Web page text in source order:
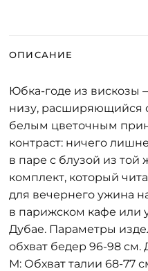
ОПИСАНИЕ
Юбка-годе из вискозы
низу, расширяющийся
белым цветочным
контраст: ничего
в паре с блузой из
комплект, который
для вечернего ужина
в парижском кафе или
Дубае. Параметры
обхват бедер 96-98
М: Обхват талии 68-77